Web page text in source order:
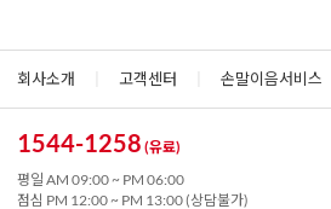
회사소개 고객센터 손말이음서비스
1544-1258 (유료)
평일 AM 09:00 ~ PM 06:00
점심 PM 12:00 ~ PM 13:00 (상담불가)